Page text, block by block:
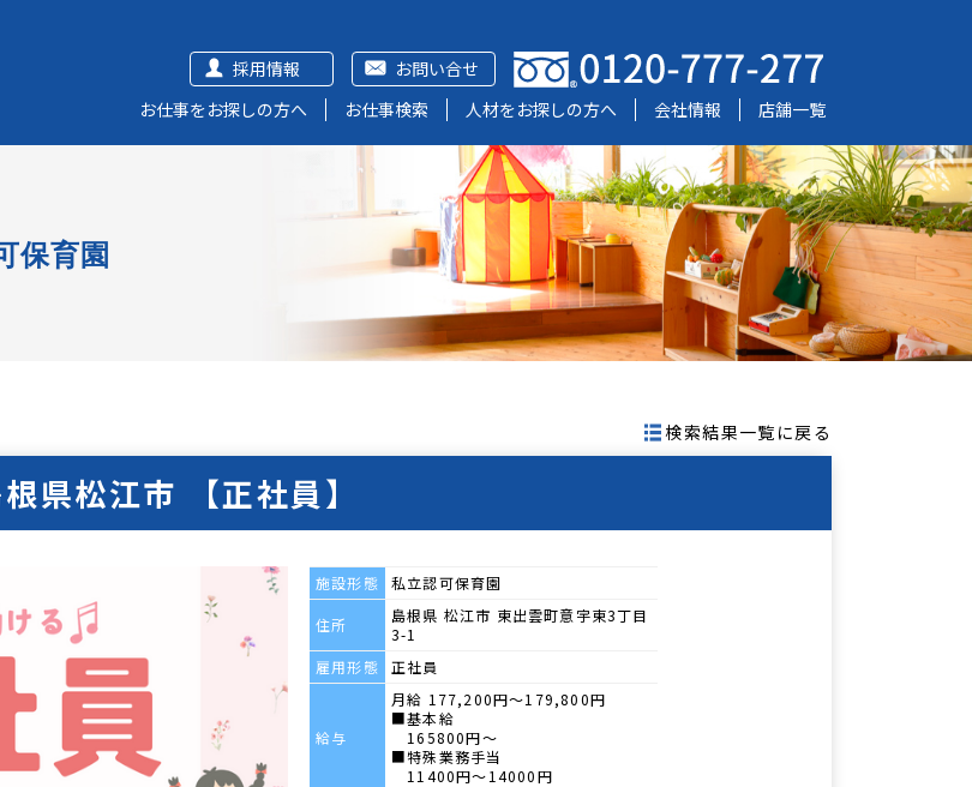
お問い合せ
採用情報
お仕事をお探しの方へ
お仕事検索 人材をお探しの方へ 会社情報 店舗一覧
保育園
検索結果一覧に戻る
県松江市 【正社員】
施設形態 私立認可保育園
住所
島根県 松江市 東出雲町意宇東3丁目
3-1
雇用形態
正社員
給与
月給 177,200円～179,800円
■基本給
165800円〜
■特殊業務手当
11400円〜14000円